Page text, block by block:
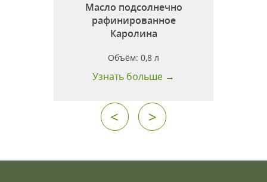
Масло подсолнечно
рафинированное
Каролина
Объём:0,8 л
Узнать больше →
< >